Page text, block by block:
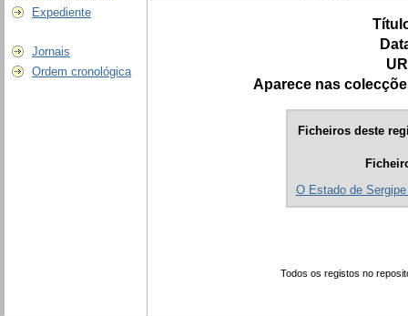
Expediente
Jornais
Ordem cronológica
Aparece nas
Ficheiros deste
O Estado de
Todos os registos no